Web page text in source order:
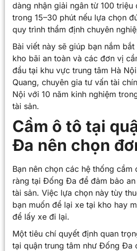
dàng nhận giải ngân từ 100
trong 15–30 phút nếu lựa chọn
quy trình thẩm định chuyên
Bài viết này sẽ giúp bạn nắm
kho bãi an toàn và các đơn vị
đầu tại khu vực trung tâm Hà
Quang, chuyên gia tư vấn tài
Nội với 10 năm kinh nghiệm
tài sản.
Cầm ô tô tại
Đa nên chọn
Bạn nên chọn các hệ thống
ràng tại Đống Đa để đảm bảo
tài sản. Việc lựa chọn này tùy
bạn muốn để lại xe tại kho hay
để lấy xe đi lại.
Một tiêu chí quyết định quan
tại quận trung tâm như Đống Đa